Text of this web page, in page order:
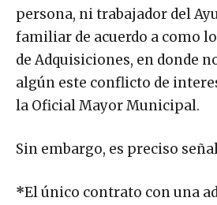
persona, ni trabajador del
familiar de acuerdo a como
de Adquisiciones, en donde
algún este conflicto de
la Oficial Mayor Municipal.
Sin embargo, es preciso
*El único contrato con una